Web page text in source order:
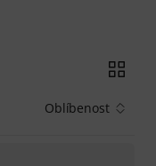
Oblíbenost